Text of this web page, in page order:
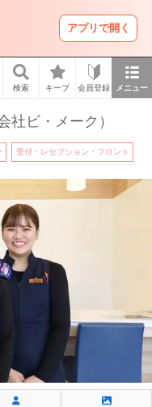
アプリで開く
検索 キープ 会員登録 メニュー
社ビ・メーク）
受付・レセプション・フロント